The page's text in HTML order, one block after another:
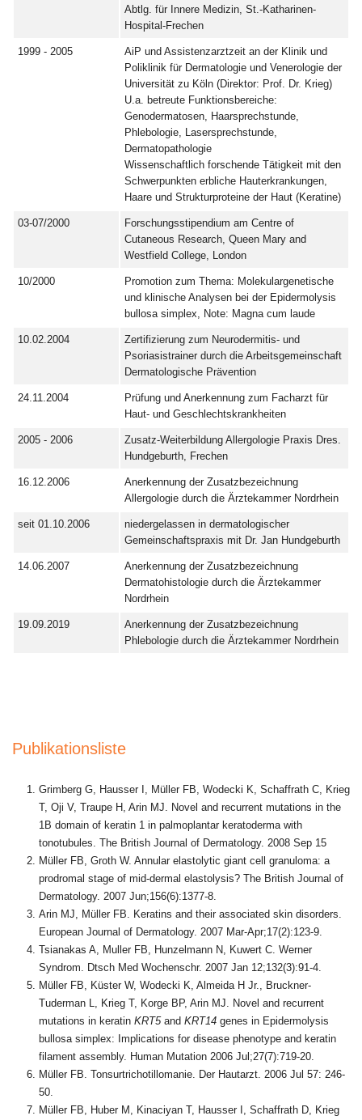
Abtlg. für Innere Medizin, St.-Katharinen-
Hospital-Frechen
1999 - 2005
AiP und Assistenzarztzeit an der Klinik und
Poliklinik für Dermatologie und Venerologie der
Universität zu Köln (Direktor: Prof. Dr. Krieg)
U.a. betreute Funktionsbereiche:
Genodermatosen, Haarsprechstunde,
Phlebologie, Lasersprechstunde,
Dermatopathologie
Wissenschaftlich forschende Tätigkeit mit den
Schwerpunkten erbliche Hauterkrankungen,
Haare und Strukturproteine der Haut (Keratine)
03-07/2000
Forschungsstipendium am Centre of
Cutaneous Research, Queen Mary and
Westfield College, London
10/2000
Promotion zum Thema: Molekulargenetische
und klinische Analysen bei der Epidermolysis
bullosa simplex, Note: Magna cum laude
10.02.2004
Zertifizierung zum Neurodermitis- und
Psoriasistrainer durch die Arbeitsgemeinschaft
Dermatologische Prävention
24.11.2004
Prüfung und Anerkennung zum Facharzt für
Haut- und Geschlechtskrankheiten
2005 - 2006
Zusatz-Weiterbildung Allergologie Praxis Dres.
Hundgeburth, Frechen
16.12.2006
Anerkennung der Zusatzbezeichnung
Allergologie durch die Ärztekammer Nordrhein
seit 01.10.2006
niedergelassen in dermatologischer
Gemeinschaftspraxis mit Dr. Jan Hundgeburth
14.06.2007
Anerkennung der Zusatzbezeichnung
Dermatohistologie durch die Ärztekammer
Nordrhein
19.09.2019
Anerkennung der Zusatzbezeichnung
Phlebologie durch die Ärztekammer Nordrhein
Publikationsliste
Grimberg G, Hausser I, Müller FB, Wodecki K, Schaffrath C, Krieg
T, Oji V, Traupe H, Arin MJ. Novel and recurrent mutations in the
1B domain of keratin 1 in palmoplantar keratoderma with
tonotubules. The British Journal of Dermatology. 2008 Sep 15
Müller FB, Groth W. Annular elastolytic giant cell granuloma: a
prodromal stage of mid-dermal elastolysis? The British Journal of
Dermatology. 2007 Jun;156(6):1377-8.
Arin MJ, Müller FB. Keratins and their associated skin disorders.
European Journal of Dermatology. 2007 Mar-Apr;17(2):123-9.
Tsianakas A, Muller FB, Hunzelmann N, Kuwert C. Werner
Syndrom. Dtsch Med Wochenschr. 2007 Jan 12;132(3):91-4.
Müller FB, Küster W, Wodecki K, Almeida H Jr., Bruckner-
Tuderman L, Krieg T, Korge BP, Arin MJ. Novel and recurrent
mutations in keratin KRT5 and KRT14 genes in Epidermolysis
bullosa simplex: Implications for disease phenotype and keratin
filament assembly. Human Mutation 2006 Jul;27(7):719-20.
Müller FB. Tonsurtrichotillomanie. Der Hautarzt. 2006 Jul 57: 246-
50.
Müller FB, Huber M, Kinaciyan T, Hausser I, Schaffrath D, Krieg